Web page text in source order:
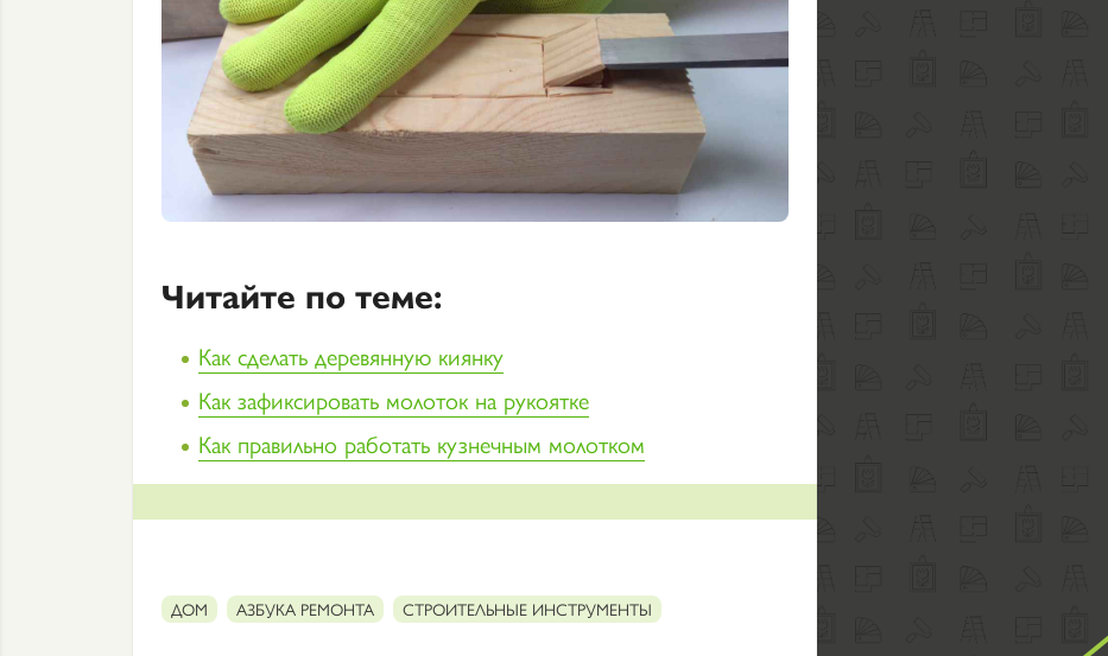
Читайте по теме:
Как сделать деревянную киянку
Как зафиксировать молоток на рукоятке
Как правильно работать кузнечным молотком
ДОМ АЗБУКА РЕМОНТА СТРОИТЕЛЬНЫЕ ИНСТРУМЕНТЫ